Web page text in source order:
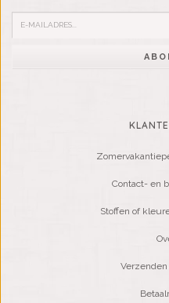
Contact- en
Stoffen of